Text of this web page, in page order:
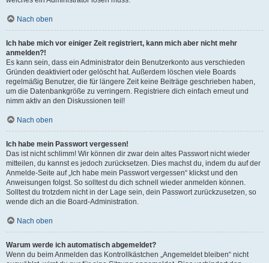
Nach oben
Ich habe mich vor einiger Zeit registriert, kann mich aber nicht mehr
anmelden?!
Es kann sein, dass ein Administrator dein Benutzerkonto aus verschieden
Gründen deaktiviert oder gelöscht hat. Außerdem löschen viele Boards
regelmäßig Benutzer, die für längere Zeit keine Beiträge geschrieben haben,
um die Datenbankgröße zu verringern. Registriere dich einfach erneut und
nimm aktiv an den Diskussionen teil!
Nach oben
Ich habe mein Passwort vergessen!
Das ist nicht schlimm! Wir können dir zwar dein altes Passwort nicht wieder
mitteilen, du kannst es jedoch zurücksetzen. Dies machst du, indem du auf der
Anmelde-Seite auf „Ich habe mein Passwort vergessen“ klickst und den
Anweisungen folgst. So solltest du dich schnell wieder anmelden können.
Solltest du trotzdem nicht in der Lage sein, dein Passwort zurückzusetzen, so
wende dich an die Board-Administration.
Nach oben
Warum werde ich automatisch abgemeldet?
Wenn du beim Anmelden das Kontrollkästchen „Angemeldet bleiben“ nicht